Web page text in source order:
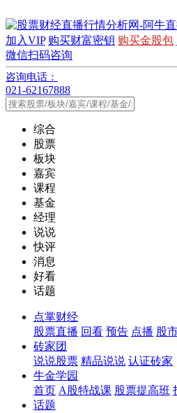
加入VIP 购买财富密钥 购买金股包
微信扫码咨询
咨询电话：
021-62167888
综合
股票
板块
嘉宾
课程
基金
经理
说说
快评
消息
好看
话题
点掌财经
股票直播 回看 预告 点播 股
砖家团
说说股票 精品说说 认证砖家
牛金学园
首页 A股特战课 股票提高班
话题